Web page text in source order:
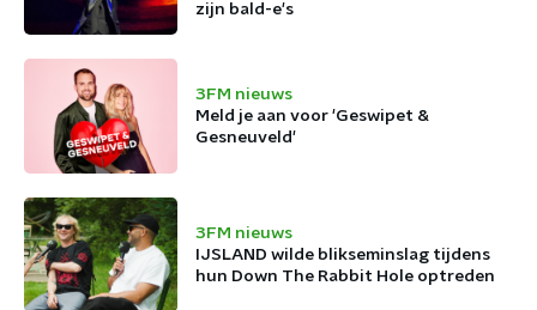
zijn bald-e's
3FM nieuws
Meld je aan voor 'Geswipet &
Gesneuveld'
3FM nieuws
IJSLAND wilde blikseminslag tijdens
hun Down The Rabbit Hole optreden